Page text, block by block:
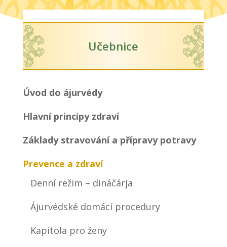
Učebnice
Úvod do ájurvédy
Hlavní principy zdraví
Základy stravování a přípravy potravy
Prevence a zdraví
Denní režim – dináčárja
Ájurvédské domácí procedury
Kapitola pro ženy